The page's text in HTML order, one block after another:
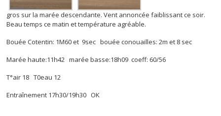
gros sur la marée descendante. Vent annoncée faiblissant ce soir.
Beau temps ce matin et température agréable.
Bouée Cotentin: 1M60 et 9sec bouée conouailles: 2m et 8 sec
Marée haute:11h42 marée basse:18h09 coeff: 60/56
T°air 18 T0eau 12
Entraînement 17h30/19h30 OK